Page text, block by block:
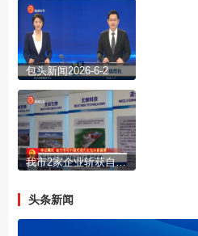
包头新闻2026-6-2
我市2家企业斩获自治区主席质量奖
头条新闻